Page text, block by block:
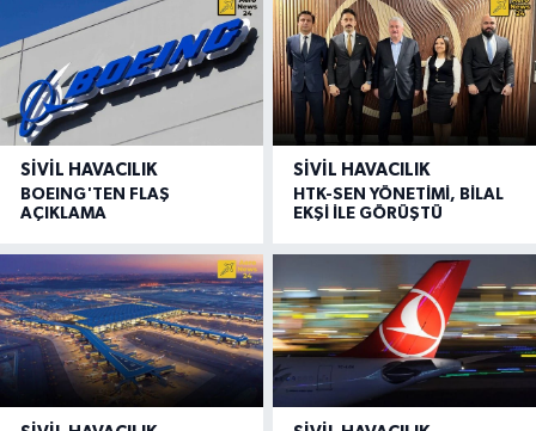
SIVIL HAVACILIK
BOEING'TEN FLAŞ
AÇIKLAMA
SIVIL HAVACILIK
HTK-SEN YÖNETİMİ, BİLAL
EKŞİ İLE GÖRÜŞTÜ